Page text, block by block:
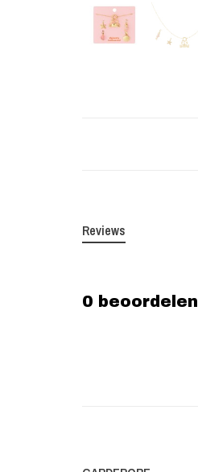
Reviews
0 beoordelen